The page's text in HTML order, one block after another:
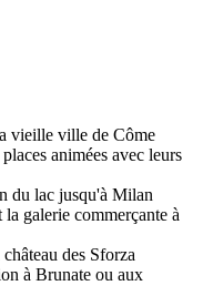
vieille ville de Côme
animées avec leurs
du lac jusqu'à Milan
galerie commerçante à
des Sforza
à Brunate ou aux